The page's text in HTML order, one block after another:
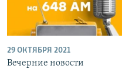
29 ОКТЯБРЯ 2021
Вечерние новости